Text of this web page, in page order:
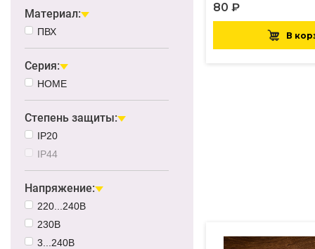
Материал:
ПВХ
Серия:
HOME
Степень защиты:
IP20
IP44
Напряжение:
220...240В
230В
3...240В
80 ₽
В